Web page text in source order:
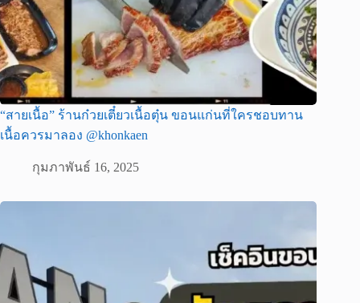
“สายเนื้อ” ร้านก๋วยเตี๋ยวเนื้อตุ๋น ขอนแก่นที่ใครชอบทาน
เนื้อควรมาลอง @khonkaen
กุมภาพันธ์ 16, 2025